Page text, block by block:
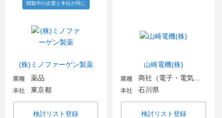
(株)ミノファーゲン製薬
閲覧中の企業と本社が同じ
業種 薬品
本社 東京都
検討リスト登録
山崎電機(株)
業種
本社 石川県
検討リスト登録